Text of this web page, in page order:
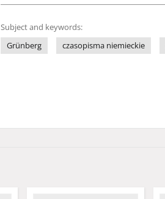
Subject and keywords:
Grünberg
czasopisma niemieckie